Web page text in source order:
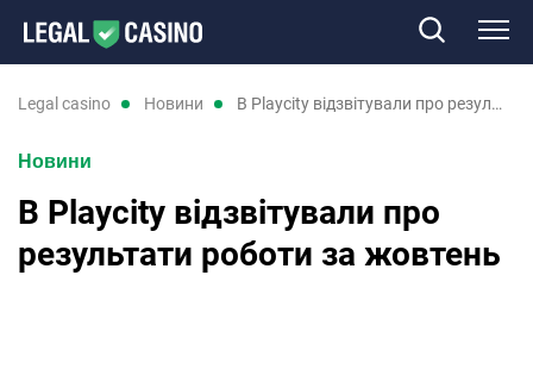
Казино
Нові казино
legal casino новини В Playcity відзвітували про результати роботи за жовтень
Новини
В Playcity відзвітували про
результати роботи за жовтень